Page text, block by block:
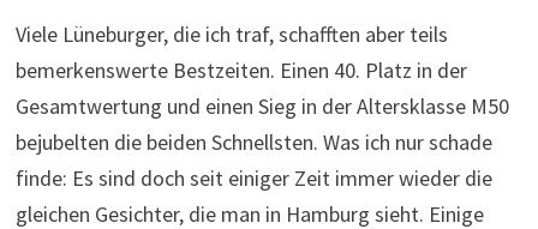
Viele Lüneburger, die ich traf, schafften aber teils
bemerkenswerte Bestzeiten. Einen 40. Platz in der
Gesamtwertung und einen Sieg in der Altersklasse M50
bejubelten die beiden Schnellsten. Was ich nur schade
finde: Es sind doch seit einiger Zeit immer wieder die
gleichen Gesichter, die man in Hamburg sieht. Einige